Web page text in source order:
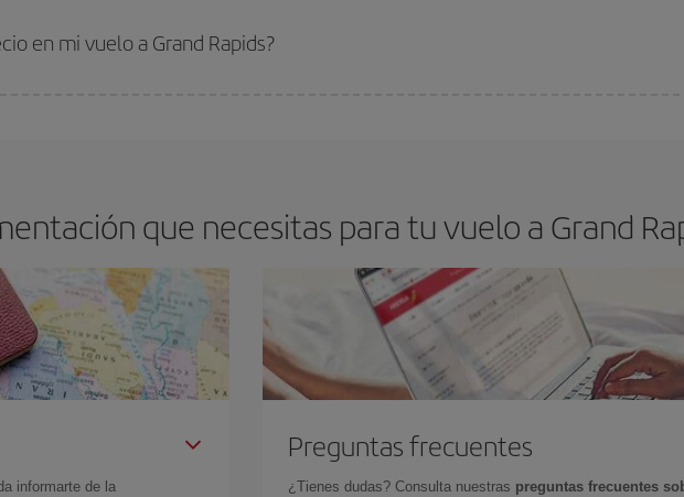
con antelación es
fundamental para conseguir
en mi vuelo a Grand Rapids?
que necesitas para tu vuelo a Grand
informarte de la
Preguntas frecuentes
¿Tienes dudas? Consulta nuestras preguntas frecuentes